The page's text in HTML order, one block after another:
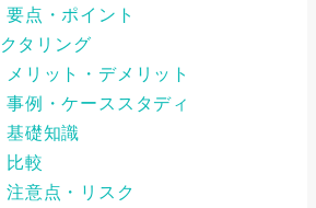
要点・ポイント
タリング
メリット・デメリット
事例・ケーススタディ
基礎知識
比較
注意点・リスク